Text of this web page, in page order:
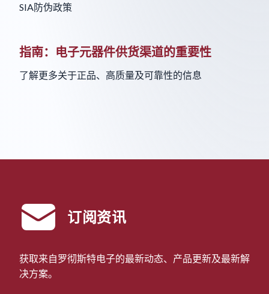
SIA防伪政策
指南：电子元器件供货渠道的重要性
了解更多关于正品、高质量及可靠性的信息
订阅资讯
获取来自罗彻斯特电子的最新动态、产品更新及最新解
决方案。